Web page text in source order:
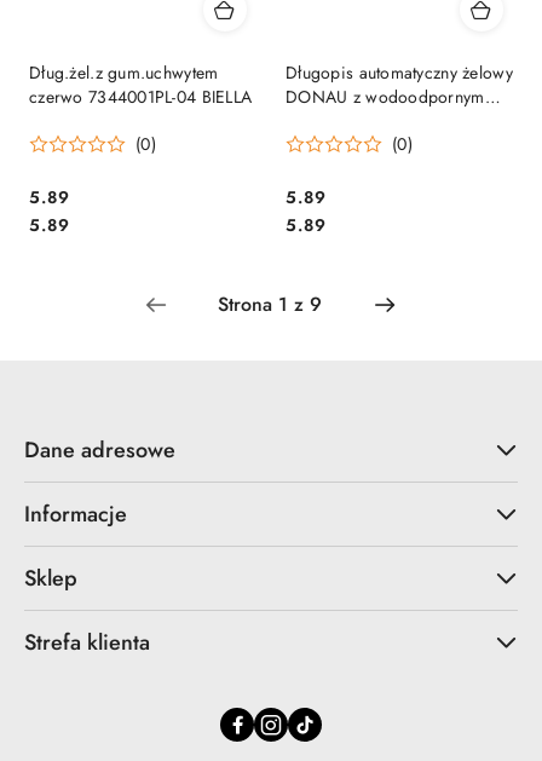
Dług.żel.z gum.uchwytem
czerwo 7344001PL-04 BIELLA
(0)
Cena:
5.89
Cena:
5.89
Długopis automatyczny żelowy
DONAU z wodoodpornym
(0)
Cena:
5.89
Cena:
5.89
Dane adresowe
Informacje
Sklep
Strefa klienta